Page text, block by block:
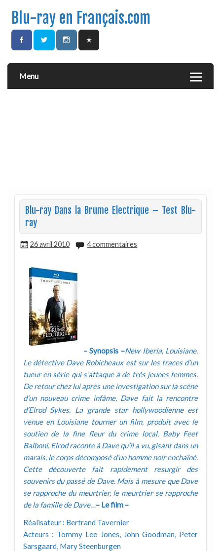
Blu-ray en Français.com
Menu
Blu-ray Dans la Brume Electrique – Test Blu-
ray
26 avril 2010 4 commentaires
– Synopsis –New Iberia, Louisiane.
Le détective Dave Robicheaux est sur les traces d’un
tueur en série qui s’attaque à de très jeunes femmes.
De retour chez lui après une investigation sur la scène
d’un nouveau crime infâme, Dave fait la rencontre
d’Elrod Sykes. La grande star hollywoodienne est
venue en Louisiane tourner un film, produit avec le
soutien de la fine fleur du crime local, Baby Feet
Balboni. Elrod raconte à Dave qu’il a vu, gisant dans un
marais, le corps décomposé d’un homme noir enchaîné.
Cette découverte fait rapidement resurgir des
souvenirs du passé de Dave. Mais à mesure que Dave
se rapproche du meurtrier, le meurtrier se rapproche
de la famille de Dave…– Le film –
Réalisateur : Bertrand Tavernier
Acteurs : Tommy Lee Jones, John Goodman, Peter
Sarsgaard, Mary Steenburgen